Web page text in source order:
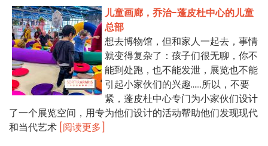
儿童画廊，乔治-蓬皮杜中心的儿童
总部
想去博物馆，但和家人一起去，事情
就变得复杂了：孩子们很无聊，你不
能到处跑，也不能发泄，展览也不能
引起小家伙们的兴趣......所以，不要
紧，蓬皮杜中心专门为小家伙们设计
了一个展览空间，用专为他们设计的活动帮助他们发现现代
和当代艺术 [阅读更多]